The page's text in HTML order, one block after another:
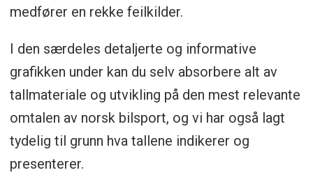
medfører en rekke feilkilder.
I den særdeles detaljerte og informative
grafikken under kan du selv absorbere alt av
tallmateriale og utvikling på den mest relevante
omtalen av norsk bilsport, og vi har også lagt
tydelig til grunn hva tallene indikerer og
presenterer.